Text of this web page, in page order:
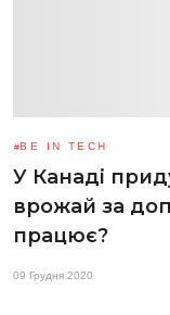
BE IN TECH
У Канаді
врожай за
працює?
09 Грудня 2020